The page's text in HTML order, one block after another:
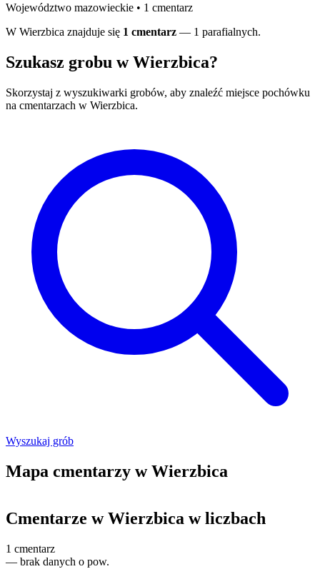
Województwo mazowieckie • 1 cmentarz
W Wierzbica znajduje się 1 cmentarz — 1 parafialnych.
Szukasz grobu w Wierzbica?
Skorzystaj z wyszukiwarki grobów, aby znaleźć miejsce pochówku
na cmentarzach w Wierzbica.
Wyszukaj grób
Mapa cmentarzy w Wierzbica
+
Cmentarze w Wierzbica w liczbach
1 cmentarz
— brak danych o pow.